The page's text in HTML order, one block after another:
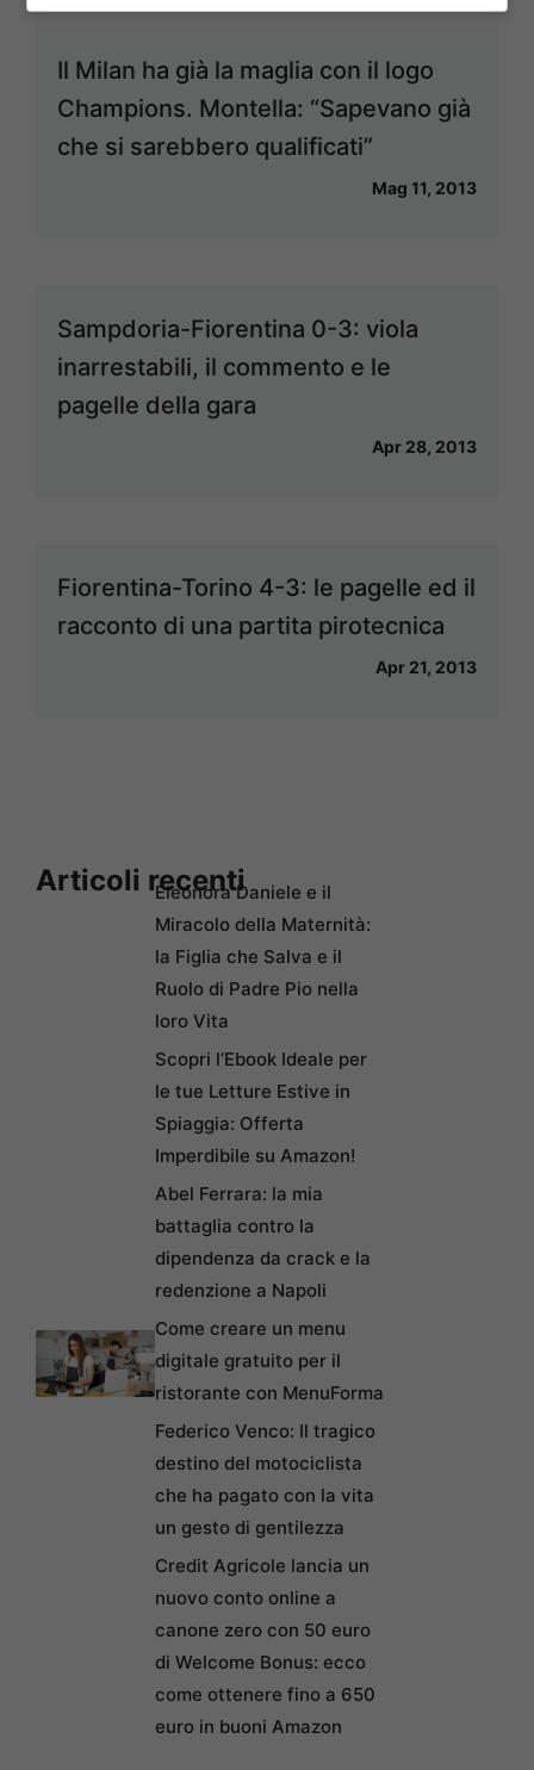
Il Milan ha già la maglia con il logo
Champions. Montella: “Sapevano già
che si sarebbero qualificati”
Mag 11, 2013
Sampdoria-Fiorentina 0-3: viola
inarrestabili, il commento e le
pagelle della gara
Apr 28, 2013
Fiorentina-Torino 4-3: le pagelle ed il
racconto di una partita pirotecnica
Apr 21, 2013
Articoli recentiEleonora Daniele e il
Miracolo della Maternità:
la Figlia che Salva e il
Ruolo di Padre Pio nella
loro Vita
Scopri l’Ebook Ideale per
le tue Letture Estive in
Spiaggia: Offerta
Imperdibile su Amazon!
Abel Ferrara: la mia
battaglia contro la
dipendenza da crack e la
redenzione a Napoli
Come creare un menu
digitale gratuito per il
ristorante con MenuForma
Federico Venco: Il tragico
destino del motociclista
che ha pagato con la vita
un gesto di gentilezza
Credit Agricole lancia un
nuovo conto online a
canone zero con 50 euro
di Welcome Bonus: ecco
come ottenere fino a 650
euro in buoni Amazon